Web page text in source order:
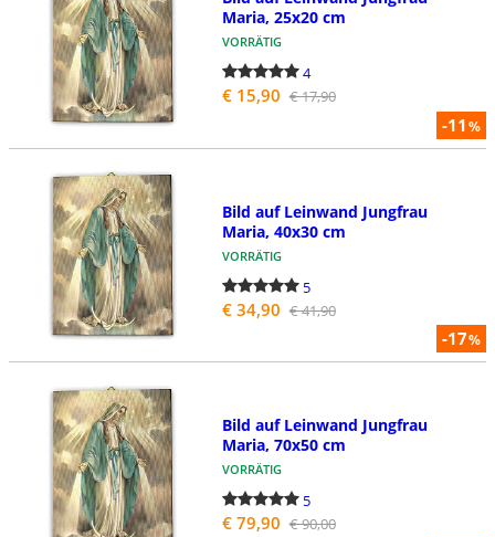
-11%
Maria, 25x20 cm
VORRÄTIG
4
€ 15,90 € 17,90
-17%
Bild auf Leinwand Jungfrau
Maria, 40x30 cm
VORRÄTIG
5
€ 34,90 € 41,90
Bild auf Leinwand Jungfrau
Maria, 70x50 cm
VORRÄTIG
5
€ 79,90 € 90,00